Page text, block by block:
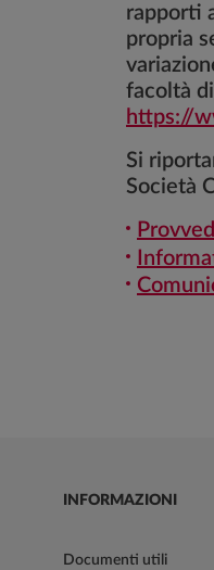
rapporti
propria
facoltà
https://
Si
Società
INFORMAZIONI
Documenti utili